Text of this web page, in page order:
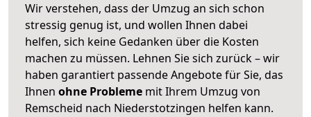
Wir verstehen, dass der Umzug an sich schon
stressig genug ist, und wollen Ihnen dabei
helfen, sich keine Gedanken über die Kosten
machen zu müssen. Lehnen Sie sich zurück – wir
haben garantiert passende Angebote für Sie, das
Ihnen ohne Probleme mit Ihrem Umzug von
Remscheid nach Niederstotzingen helfen kann.